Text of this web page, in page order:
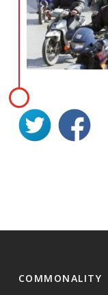
COMMONALITY